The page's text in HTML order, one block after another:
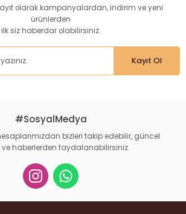
bozuk veya görüntülenemiyor.
hatalar bulunuyor.
sitelerden daha pahalı.
Gönder
olarak kampanyalardan, indirim ve yeni
ürünlerden
ilk siz haberdar olabilirsiniz.
Kayıt Ol
#SosyalMedya
bizleri takip edebilir, güncel
ve haberlerden faydalanabilirsiniz.